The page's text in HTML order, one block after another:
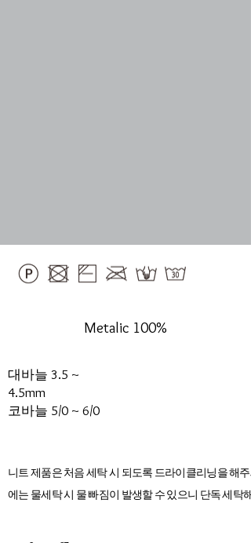
Metalic 100%
대바늘 3.5 ~
4.5mm
​코바늘 5/0 ~ 6/0
니트 제품은 처음 세탁 시 되도록 드라이클리닝을 해주
에는 물세탁 시 물 빠짐이 발생할 수 있으니 단독 세탁해